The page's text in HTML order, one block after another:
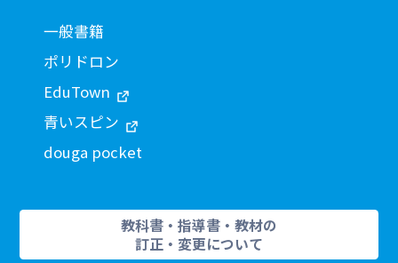
一般書籍
ポリドロン
EduTown
青いスピン
douga pocket
教科書・指導書・教材の
訂正・変更について